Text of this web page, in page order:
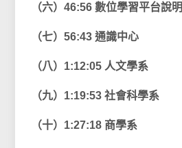
（六）46:56 數位學習平台說明
（七）56:43 通識中心
（八）1:12:05 人文學系
（九）1:19:53 社會科學系
（十）1:27:18 商學系